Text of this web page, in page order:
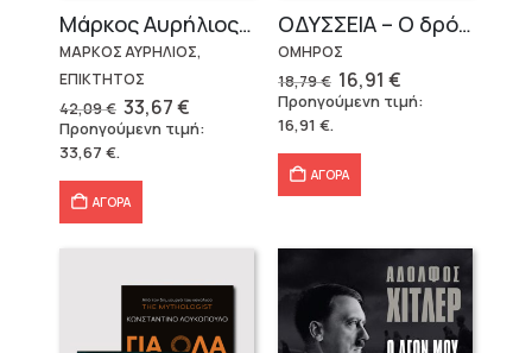
Μάρκος Αυρήλιος & Επίκτητος (Επίτομα)
ΜΑΡΚΟΣ ΑΥΡΗΛΙΟΣ,
ΕΠΙΚΤΗΤΟΣ
42,09€ Original
price
was:
33,67€Η
τρέχουσα
τιμή
Προηγούμενη τιμή:
33,67 €.
ΑΓΟΡΑ
OΔΥΣΣΕΙΑ – Ο δρόμος της επιστροφής
ΟΜΗΡΟΣ
18,79€ Original
price
was:
16,91 €Η
τρέχουσα
τιμή
Προηγούμενη τιμή:
16,91 €.
ΑΓΟΡΑ